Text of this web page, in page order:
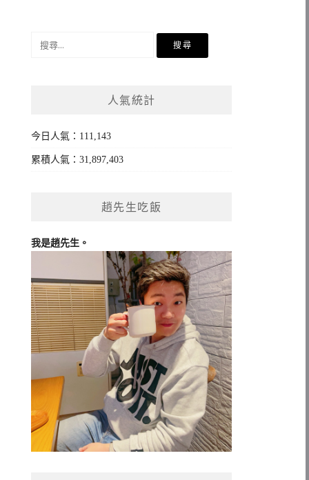
人氣統計
今日人氣：111,143
累積人氣：31,897,403
趙先生吃飯
我是趙先生。